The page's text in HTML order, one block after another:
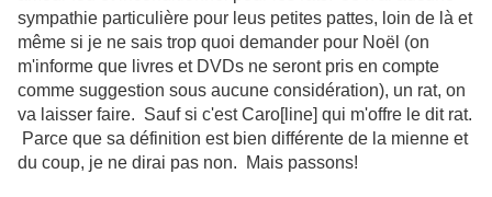
sympathie particulière pour leus petites pattes, loin de là et
même si je ne sais trop quoi demander pour Noël (on
m'informe que livres et DVDs ne seront pris en compte
comme suggestion sous aucune considération), un rat, on
va laisser faire. Sauf si c'est Caro[line] qui m'offre le dit rat.
Parce que sa définition est bien différente de la mienne et
du coup, je ne dirai pas non. Mais passons!